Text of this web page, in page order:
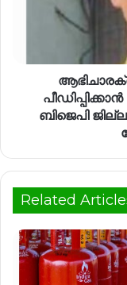
ബിജെപി
Related